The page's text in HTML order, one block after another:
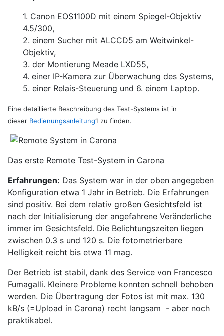
1. Canon EOS1100D mit einem Spiegel-Objektiv
4.5/300,
2. einem Sucher mit ALCCD5 am Weitwinkel-
Objektiv,
3. der Montierung Meade LXD55,
4. einer IP-Kamera zur Überwachung des Systems,
5. einer Relais-Steuerung und 6. einem Laptop.
Eine detaillierte Beschreibung des Test-Systems ist in
dieser Bedienungsanleitung1 zu finden.
Das erste Remote Test-System in Carona
Erfahrungen: Das System war in der oben angegeben
Konfiguration etwa 1 Jahr in Betrieb. Die Erfahrungen
sind positiv. Bei dem relativ großen Gesichtsfeld ist
nach der Initialisierung der angefahrene Veränderliche
immer im Gesichtsfeld. Die Belichtungszeiten liegen
zwischen 0.3 s und 120 s. Die fotometrierbare
Helligkeit reicht bis etwa 11 mag.
Der Betrieb ist stabil, dank des Service von Francesco
Fumagalli. Kleinere Probleme konnten schnell behoben
werden. Die Übertragung der Fotos ist mit max. 130
kB/s (=Upload in Carona) recht langsam - aber noch
praktikabel.